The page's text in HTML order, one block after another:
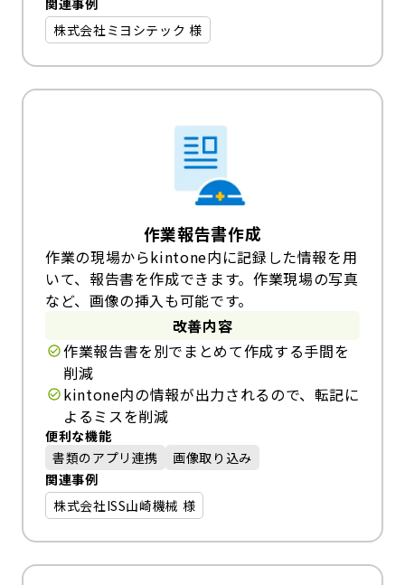
関連事例
株式会社ミヨシテック 様
作業報告書作成
作業の現場からkintone内に記録した情報を用
いて、報告書を作成できます。作業現場の写真
など、画像の挿入も可能です。
改善内容
作業報告書を別でまとめて作成する手間を
削減
kintone内の情報が出力されるので、転記に
よるミスを削減
便利な機能
書類のアプリ連携
画像取り込み
関連事例
株式会社ISS山崎機械 様